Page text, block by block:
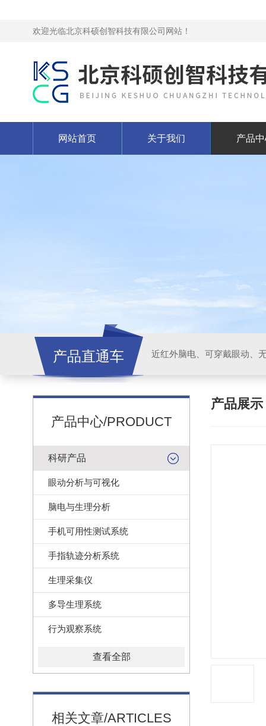
欢迎光临北京科硕创智科技有限公司网站！
网站首页 关于我们 产品
产品直通车 近红外脑电、可穿戴眼动、
产品中心/PRODUCT
科研产品
眼动分析与可视化
脑电与生理分析
手机可用性测试系统
手指轨迹分析系统
生理采集仪
多导生理系统
行为观察系统
查看全部
相关文章/ARTICLES
产品展示